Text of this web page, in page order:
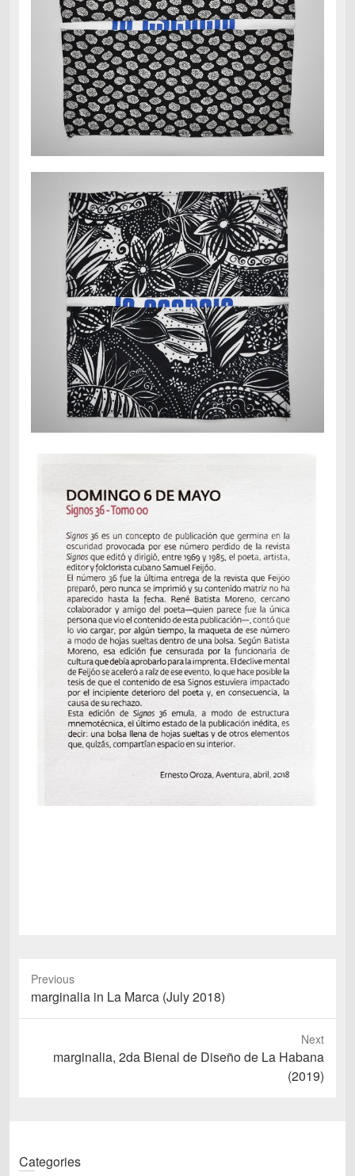
Previous
Previous
post:
marginalia in La Marca (July 2018)
Next
Nextmarginalia, 2da Bienal de Diseño de La Habana
(2019)
Categories